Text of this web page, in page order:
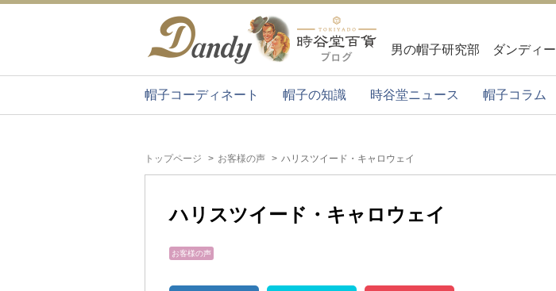
男の帽子研究部 ダンディー
帽子コーディネート 帽子の知識 時谷堂ニュース 帽子コラム
トップページ お客様の声 ハリスツイード・キャロウェイ
ハリスツイード・キャロウェイ
お客様の声